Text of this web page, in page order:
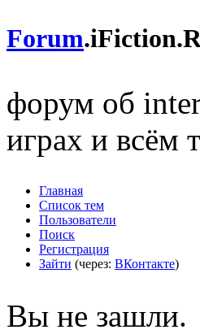
Forum.
форум об
играх и всём
Главная
Список тем
Пользователи
Поиск
Регистрация
Зайти (через: ВКонтакте)
Вы не зашли.